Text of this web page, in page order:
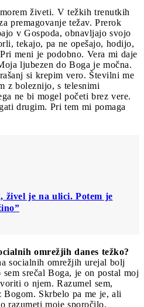
živeti. V težkih trenutkih
premagovanje težav. Prerok
v Gospoda, obnavljajo svojo
tekajo, pa ne opešajo, hodijo,
meni je podobno. Vera mi daje
ljubezen do Boga je močna.
si krepim vero. Številni me
z boleznijo, s telesnimi
ne bi mogel početi brez vere.
drugim. Pri tem mi pomaga
živel je na ulici. Potem je
omrežjih danes težko?
socialnih omrežjih urejal bolj
srečal Boga, je on postal moj
o njem. Razumel sem,
Bogom. Skrbelo pa me je, ali
razumeti moje sporočilo.